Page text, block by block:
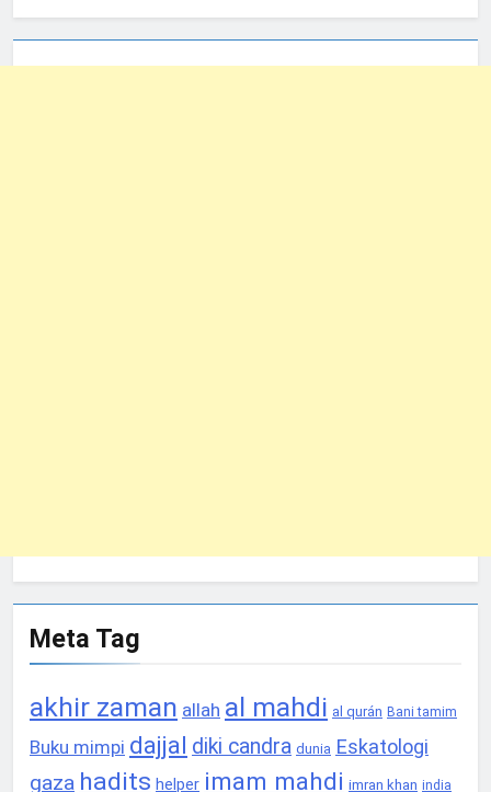
Meta Tag
akhir zaman allah al mahdi al qurán Bani tamim
Buku mimpi dajjal diki candra dunia Eskatologi
gaza hadits helper imam mahdi imran khan india